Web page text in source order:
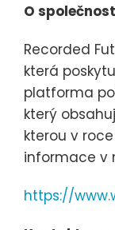
O
Recorded
která
platforma
který
kterou v
informace v
https://